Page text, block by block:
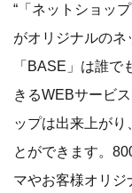
“「ネットショッ
がオリジナルのネ
「BASE」は誰
きるWEBサービ
ップは出来上がり
とができます。
マやお客様オリ